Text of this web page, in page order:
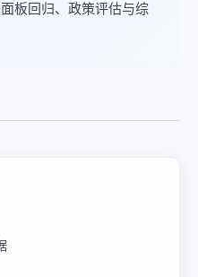
板回归、政策评估与综